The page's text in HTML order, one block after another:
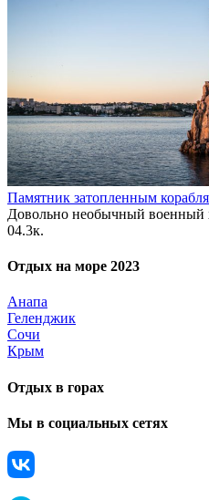
Памятник затопленным
Довольно необычный военный
04.3к.
Отдых на море 2023
Анапа
Геленджик
Сочи
Крым
Отдых в горах
Мы в социальных сетях